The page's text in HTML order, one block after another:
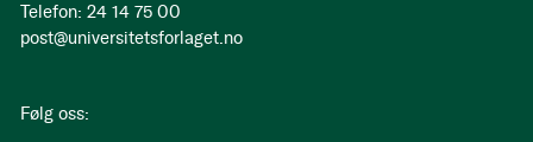
Telefon: 24 14 75 00
post@universitetsforlaget.no
Følg oss: